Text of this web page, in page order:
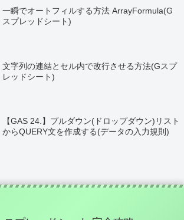
一瞬でオートフィルする方法 ArrayFormula(G
スプレッドシート)
文字列の連結とセル内で改行させる方法(Gスプ
レッドシート)
【GAS 24.】プルダウン(ドロップダウン)リスト
からQUERY文を作成する(データの入力規則)